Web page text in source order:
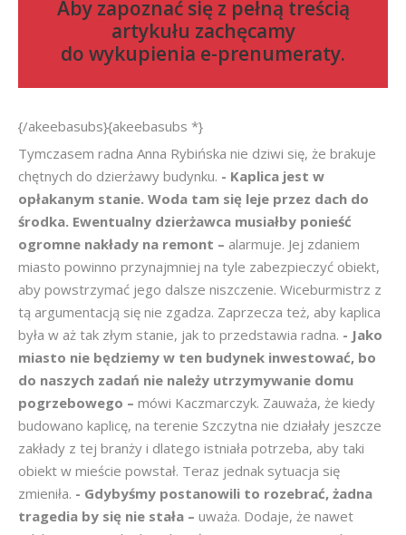
Aby zapoznać się z pełną treścią
artykułu zachęcamy
do wykupienia e-prenumeraty.
{/akeebasubs}{akeebasubs *}
Tymczasem radna Anna Rybińska nie dziwi się, że brakuje
chętnych do dzierżawy budynku. - Kaplica jest w
opłakanym stanie. Woda tam się leje przez dach do
środka. Ewentualny dzierżawca musiałby ponieść
ogromne nakłady na remont – alarmuje. Jej zdaniem
miasto powinno przynajmniej na tyle zabezpieczyć obiekt,
aby powstrzymać jego dalsze niszczenie. Wiceburmistrz z
tą argumentacją się nie zgadza. Zaprzecza też, aby kaplica
była w aż tak złym stanie, jak to przedstawia radna. - Jako
miasto nie będziemy w ten budynek inwestować, bo
do naszych zadań nie należy utrzymywanie domu
pogrzebowego – mówi Kaczmarczyk. Zauważa, że kiedy
budowano kaplicę, na terenie Szczytna nie działały jeszcze
zakłady z tej branży i dlatego istniała potrzeba, aby taki
obiekt w mieście powstał. Teraz jednak sytuacja się
zmieniła. - Gdybyśmy postanowili to rozebrać, żadna
tragedia by się nie stała – uważa. Dodaje, że nawet